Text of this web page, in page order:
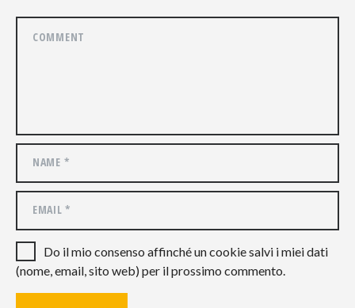
Do il mio consenso affinché un cookie salvi i miei dati
(nome, email, sito web) per il prossimo commento.